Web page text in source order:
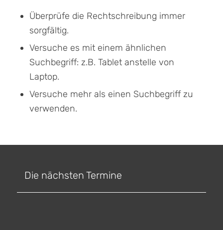
Überprüfe die Rechtschreibung immer
sorgfältig.
Versuche es mit einem ähnlichen
Suchbegriff: z.B. Tablet anstelle von
Laptop.
Versuche mehr als einen Suchbegriff zu
verwenden.
Die nächsten Termine